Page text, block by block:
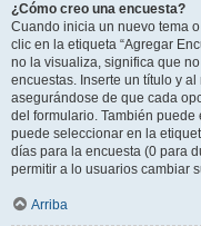
¿Cómo creo una encuesta?
Cuando inicia un nuevo tema
clic en la etiqueta “Agregar
no la visualiza, significa que
encuestas. Inserte un título y
asegurándose de que cada
del formulario. También
puede seleccionar en la
días para la encuesta (0 para
permitir a lo usuarios cambiar
Arriba